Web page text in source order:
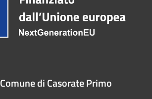
Comune di Casorate Primo